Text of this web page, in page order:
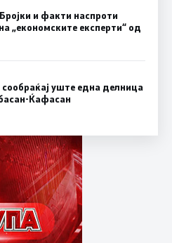
и факти наспроти
„економските експерти“ од
уште една делница
Ќафасан